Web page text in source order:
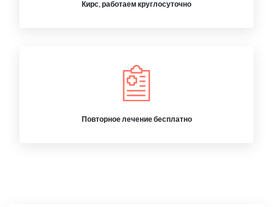
Кирс, работаем круглосуточно
Повторное лечение бесплатно